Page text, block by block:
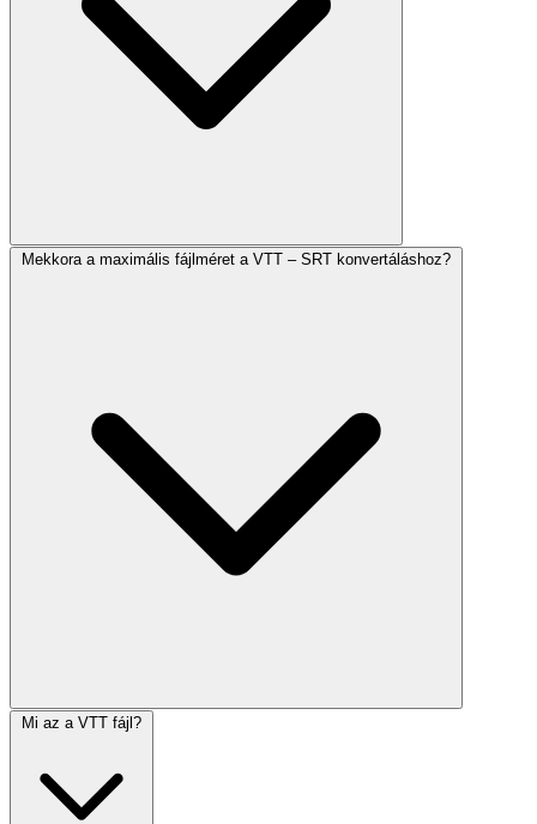
Mekkora a maximális fájlméret a VTT – SRT konvertáláshoz?
Mi az a VTT fájl?